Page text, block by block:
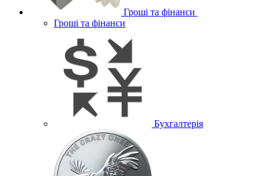
Гроші та фінанси
Гроші та фінанси
Бухгалтерія